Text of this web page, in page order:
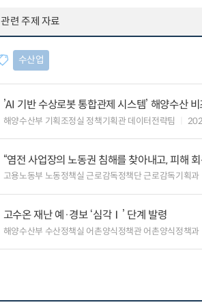
관련 주제 자료
수산업
’AI 기반 수상로봇 통합관제 시스템’ 해양수산
해양수산부 기획조정실 정책기획관 데이터전략팀
“염전 사업장의 노동권 침해를 찾아내고, 피해
고용노동부 노동정책실 근로감독정책단 근로감독기획과
고수온 재난 예·경보 ‘심각Ⅰ’ 단계 발령
해양수산부 수산정책실 어촌양식정책관 어촌양식정책과